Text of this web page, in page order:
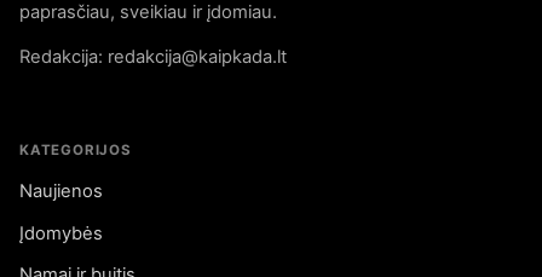
paprasčiau, sveikiau ir įdomiau.
Redakcija: redakcija@kaipkada.lt
KATEGORIJOS
Naujienos
Įdomybės